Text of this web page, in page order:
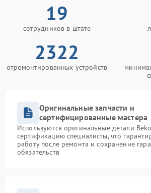
19
сотрудников в штате
2322
отремонтированных устройств
Оригинальные запчасти и
сертифицированные мастера
Используются оригинальные детали
сертификацию специалисты, что
работу после ремонта и сохранение
обязательств